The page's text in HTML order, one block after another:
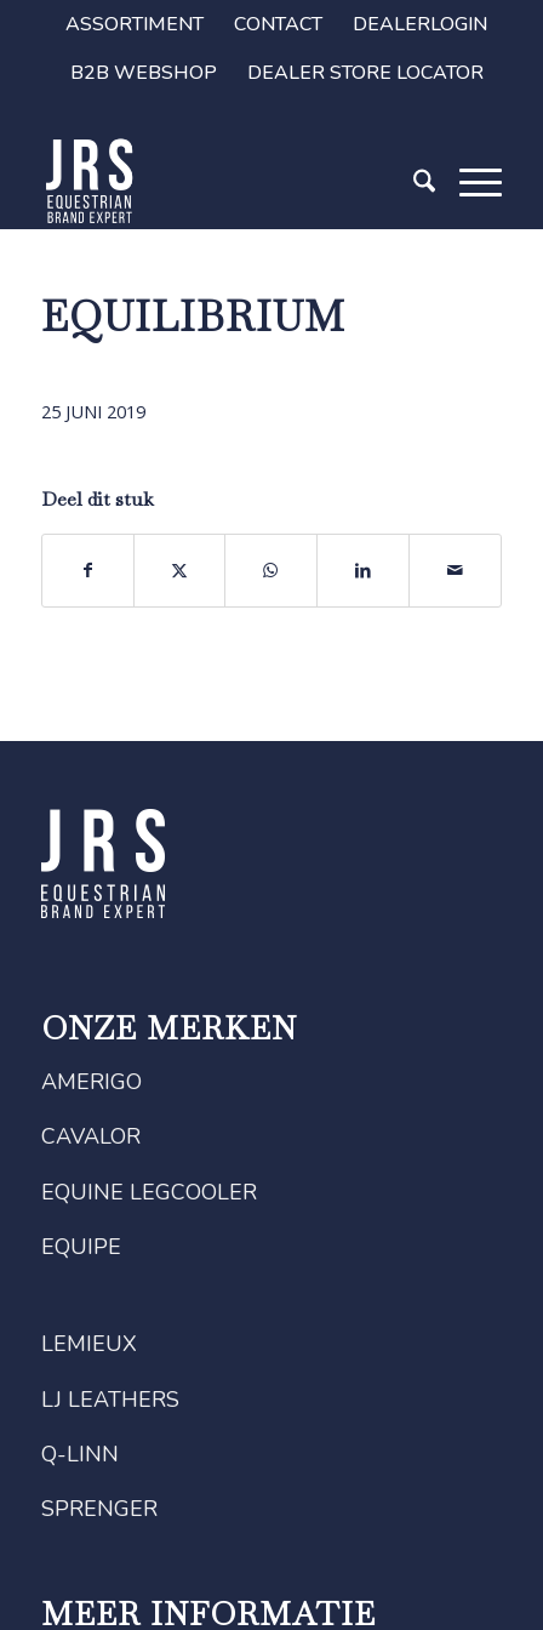
ASSORTIMENT CONTACT
DEALERLOGIN
B2B WEBSHOP
DEALER STORE LOCATOR
EQUILIBRIUM
25 JUNI 2019
Deel dit stuk
ONZE MERKEN
AMERIGO
CAVALOR
EQUINE LEGCOOLER
EQUIPE
LEMIEUX
LJ LEATHERS
Q-LINN
SPRENGER
MEER INFORMATIE